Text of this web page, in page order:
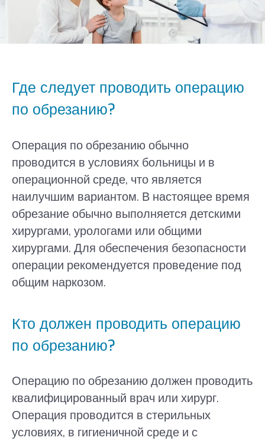
Где следует проводить операцию
по обрезанию?
Операция по обрезанию обычно
проводится в условиях больницы и в
операционной среде, что является
наилучшим вариантом. В настоящее время
обрезание обычно выполняется детскими
хирургами, урологами или общими
хирургами. Для обеспечения безопасности
операции рекомендуется проведение под
общим наркозом.
Кто должен проводить операцию
по обрезанию?
Операцию по обрезанию должен проводить
квалифицированный врач или хирург.
Операция проводится в стерильных
условиях, в гигиеничной среде и с